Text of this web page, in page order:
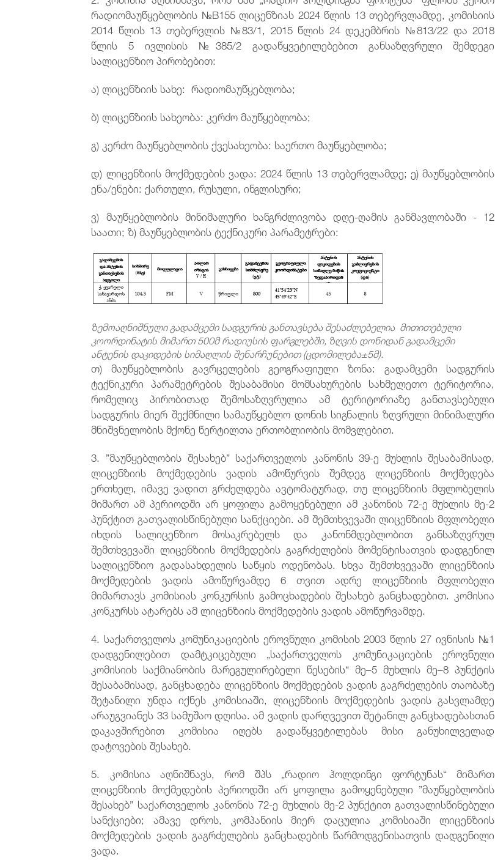
რადიომაუწყებლობის №B155 ლიცენზიას 2024 წლის 13 თებერვლამდე, კომისიის
2014 წლის 13 თებერვლის №83/1, 2015 წლის 24 დეკემბრის №813/22 და 2018
წლის 5 ივლისის №385/2 გადაწყვეტილებებით განსაზღვრული შემდეგი
სალიცენზიო პირობებით:
ა) ლიცენზიის სახე: რადიომაუწყებლობა;
ბ) ლიცენზიის სახეობა: კერძო მაუწყებლობა;
გ) კერძო მაუწყებლობის ქვესახეობა: საერთო მაუწყებლობა;
დ) ლიცენზიის მოქმედების ვადა: 2024 წლის 13 თებერვლამდე; ე) მაუწყებლობის
ენა/ენები: ქართული, რუსული, ინგლისური;
ვ) მაუწყებლობის მინიმალური ხანგრძლივობა დღე-ღამის განმავლობაში - 12
საათი; ზ) მაუწყებლობის ტექნიკური პარამეტრები:
ზემოაღნიშნულიგადამცემი სადგურის განთავსება შესაძლებელია მითითებული
კოორდინატის მიმართ 500მ რადიუსის ფარგლებში, ზღვის დონიდან გადამცემი
ანტენის დაკიდების სიმაღლის შენარჩუნებით (ცდომილება±5მ).
თ) მაუწყებლობის გავრცელების გეოგრაფიული ზონა: გადამცემი სადგურის
ტექნიკური პარამეტრების შესაბამისი მომსახურების სახმელეთო ტერიტორია,
რომელიც პირობითად შემოსაზღვრულია ამ ტერიტორიაზე განთავსებული
სადგურის მიერ შექმნილი სამაუწყებლო დონის სიგნალის ზღვრული მინიმალური
მნიშვნელობის მქონე წერტილთა ერთობლიობის მომვლებით.
3. ”მაუწყებლობის შესახებ” საქართველოს კანონის 39-ე მუხლის შესაბამისად,
ლიცენზიის მოქმედების ვადის ამოწურვის შემდეგ ლიცენზიის მოქმედება
ერთხელ, იმავე ვადით გრძელდება ავტომატურად, თუ ლიცენზიის მფლობელის
მიმართ ამ პერიოდში არ ყოფილა გამოყენებული ამ კანონის 72-ე მუხლის მე-2
პუნქტით გათვალისწინებული სანქციები. ამ შემთხვევაში ლიცენზიის მფლობელი
იხდის სალიცენზიო მოსაკრებელს და კანონმდებლობით განსაზღვრულ
შემთხვევაში ლიცენზიის მოქმედების გაგრძელების მომენტისათვის დადგენილ
სალიცენზიო გადასახდელის საწყის ოდენობას. სხვა შემთხვევაში ლიცენზიის
მოქმედების ვადის ამოწურვამდე 6 თვით ადრე ლიცენზიის მფლობელი
მიმართავს კომისიას კონკურსის გამოცხადების შესახებ განცხადებით. კომისია
კონკურსს ატარებს ამ ლიცენზიის მოქმედების ვადის ამოწურვამდე.
4. საქართველოს კომუნიკაციების ეროვნული კომისის 2003 წლის 27 ივნისის №1
დადგენილებით დამტკიცებული „საქართველოს კომუნიკაციების ეროვნული
კომისიის საქმიანობის მარეგულირებელი წესების“ მე–5 მუხლის მე–8 პუნქტის
შესაბამისად, განცხადება ლიცენზიის მოქმედების ვადის გაგრძელების თაობაზე
შეტანილი უნდა იქნეს კომისიაში, ლიცენზიის მოქმედების ვადის გასვლამდე
არაუგვიანეს 33 სამუშაო დღისა. ამ ვადის დარღვევით შეტანილ განცხადებასთან
დაკავშირებით კომისია იღებს გადაწყვეტილებას მისი განუხილველად
დატოვების შესახებ.
5. კომისია აღნიშნავს, რომ შპს „რადიო ჰოლდინგი ფორტუნას“ მიმართ
ლიცენზიის მოქმედების პერიოდში არ ყოფილა გამოყენებული ”მაუწყებლობის
შესახებ” საქართველოს კანონის 72-ე მუხლის მე-2 პუნქტით გათვალისწინებული
სანქციები; ამავე დროს, კომპანიის მიერ დაცულია კომისიაში ლიცენზიის
მოქმედების ვადის გაგრძელების განცხადების წარმოდგენისათვის დადგენილი
ვადა.